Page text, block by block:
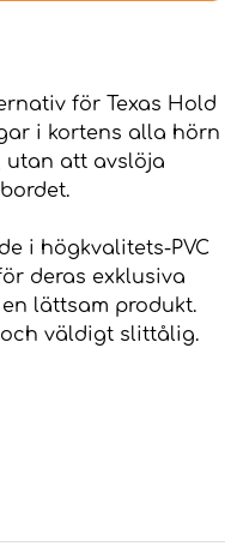
för Texas Hold
i kortens alla hörn
utan att avslöja
i högkvalitets-PVC
deras exklusiva
lättsam produkt.
väldigt slittålig.